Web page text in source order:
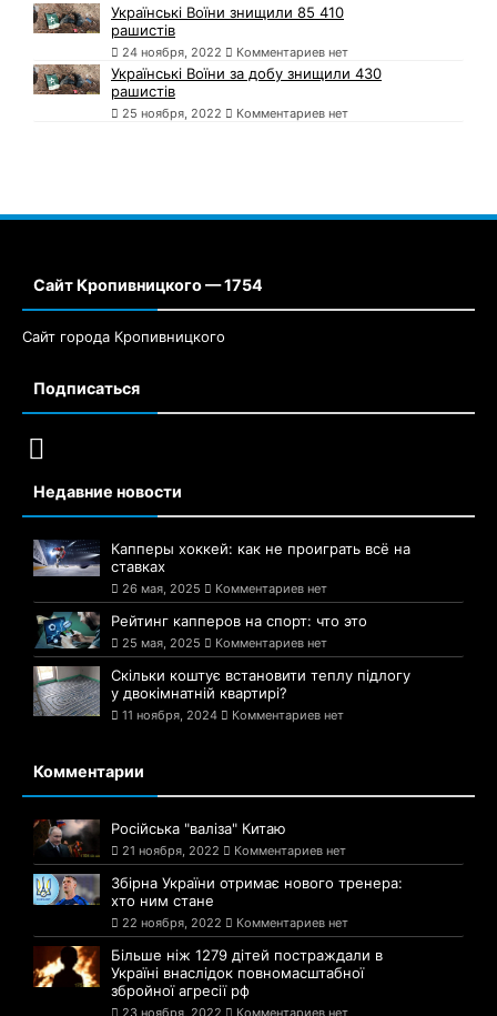
Українські Воїни знищили 85 410
рашистів
24 ноября, 2022 Комментариев нет
Українські Воїни за добу знищили 430
рашистів
25 ноября, 2022 Комментариев нет
Сайт Кропивницкого — 1754
Сайт города Кропивницкого
Подписаться
Недавние новости
Капперы хоккей: как не проиграть всё на
ставках
26 мая, 2025 Комментариев нет
Рейтинг капперов на спорт: что это
25 мая, 2025 Комментариев нет
Скільки коштує встановити теплу підлогу
у двокімнатній квартирі?
11 ноября, 2024 Комментариев нет
Комментарии
Російська "валіза" Китаю
21 ноября, 2022 Комментариев нет
Збірна України отримає нового тренера:
хто ним стане
22 ноября, 2022 Комментариев нет
Більше ніж 1279 дітей постраждали в
Україні внаслідок повномасштабної
збройної агресії рф
23 ноября, 2022 Комментариев нет